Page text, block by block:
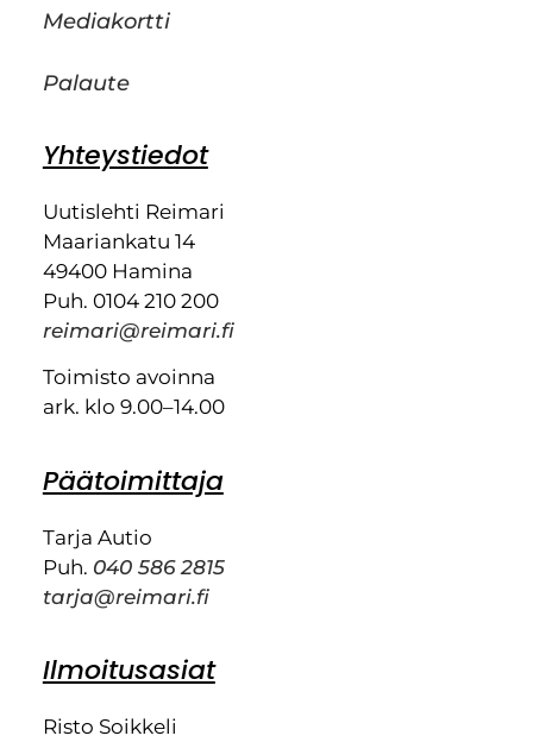
Mediakortti
Palaute
Yhteystiedot
Uutislehti Reimari
Maariankatu 14
49400 Hamina
Puh. 0104 210 200
reimari@reimari.fi
Toimisto avoinna
ark. klo 9.00–14.00
Päätoimittaja
Tarja Autio
Puh. 040 586 2815
tarja@reimari.fi
Ilmoitusasiat
Risto Soikkeli